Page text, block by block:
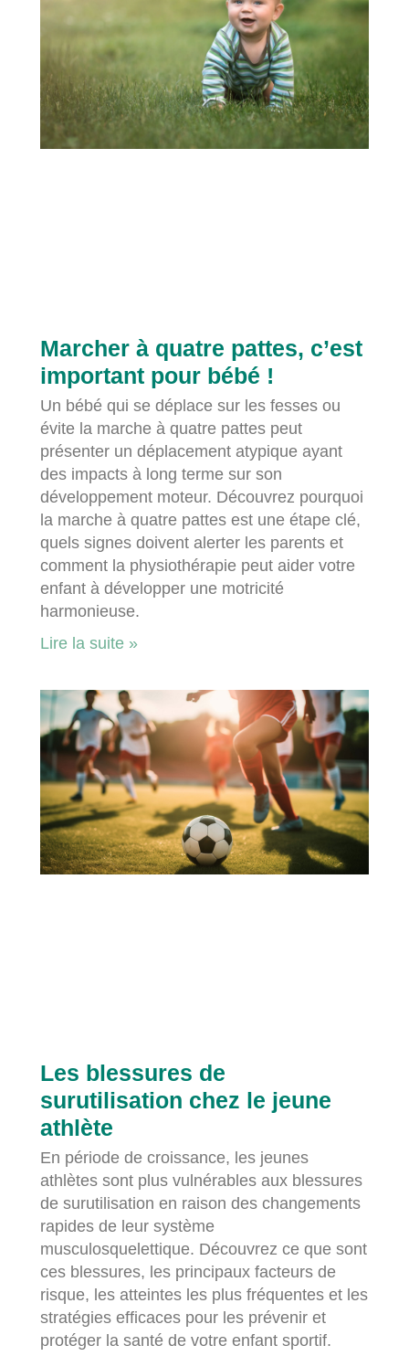
Marcher à quatre pattes, c’est
important pour bébé !
Un bébé qui se déplace sur les fesses ou
évite la marche à quatre pattes peut
présenter un déplacement atypique ayant
des impacts à long terme sur son
développement moteur. Découvrez pourquoi
la marche à quatre pattes est une étape clé,
quels signes doivent alerter les parents et
comment la physiothérapie peut aider votre
enfant à développer une motricité
harmonieuse.
Lire la suite »
Les blessures de
surutilisation chez le jeune
athlète
En période de croissance, les jeunes
athlètes sont plus vulnérables aux blessures
de surutilisation en raison des changements
rapides de leur système
musculosquelettique. Découvrez ce que sont
ces blessures, les principaux facteurs de
risque, les atteintes les plus fréquentes et les
stratégies efficaces pour les prévenir et
protéger la santé de votre enfant sportif.